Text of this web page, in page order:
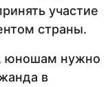
участие
страны.
юношам нужно
в